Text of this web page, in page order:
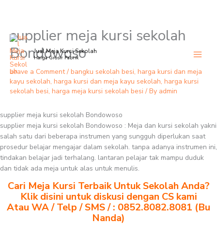
Skip
content
Jual Meja Kursi Sekolah
Harga Grosir Pabrik
supplier meja kursi sekolah
Bondowoso
Leave a Comment / bangku sekolah besi, harga kursi dan meja
kayu sekolah, harga kursi dan meja kayu sekolah, harga kursi
sekolah besi, harga meja kursi sekolah besi / By admin
supplier meja kursi sekolah Bondowoso
supplier meja kursi sekolah Bondowoso : Meja dan kursi sekolah yakni
salah satu dari beberapa instrumen yang sungguh diperlukan saat
prosedur belajar mengajar dalam sekolah. tanpa adanya instrumen ini,
tindakan belajar jadi terhalang. lantaran pelajar tak mampu duduk
dan tidak ada meja untuk alas untuk menulis.
Cari Meja Kursi Terbaik Untuk Sekolah Anda?
Klik disini untuk diskusi dengan CS kami
Atau WA / Telp / SMS / : 0852.8082.8081 (Bu
Nanda)